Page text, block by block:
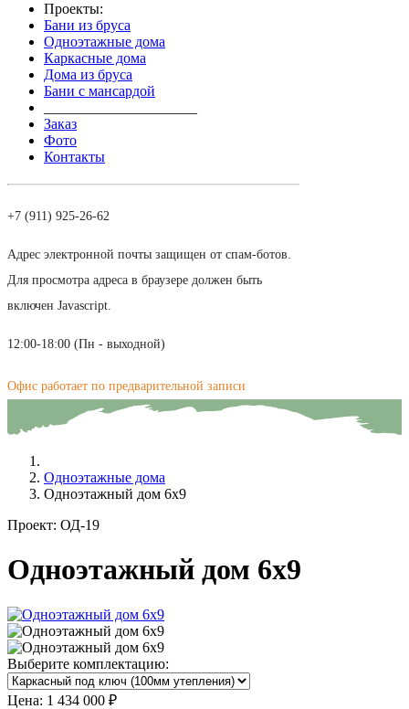
Проекты:
Бани из бруса
Одноэтажные дома
Каркасные дома
Дома из бруса
Бани с мансардой
Заказ
Фото
Контакты
+7 (911) 925-26-62
Адрес электронной почты защищен от спам-ботов.
Для просмотра адреса в браузере должен быть
включен Javascript.
12:00-18:00 (Пн - выходной)
Офис работает по предварительной записи
Одноэтажные дома
Одноэтажный дом 6х9
Проект: ОД-19
Одноэтажный дом 6х9
Выберите комплектацию:
Цена: 1 434 000 ₽